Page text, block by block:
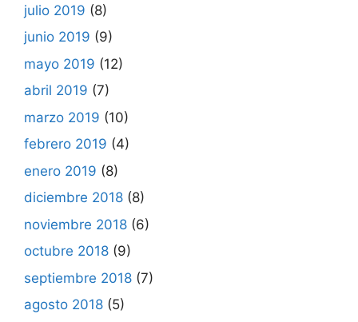
julio 2019 (8)
junio 2019 (9)
mayo 2019 (12)
abril 2019 (7)
marzo 2019 (10)
febrero 2019 (4)
enero 2019 (8)
diciembre 2018 (8)
noviembre 2018 (6)
octubre 2018 (9)
septiembre 2018 (7)
agosto 2018 (5)